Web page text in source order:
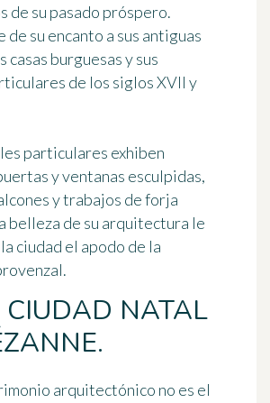
de su pasado próspero.
de su encanto a sus antiguas
casas burguesas y sus
de los siglos XVII y
particulares exhiben
y ventanas esculpidas,
y trabajos de forja
belleza de su arquitectura le
ciudad el apodo de la
.
CIUDAD NATAL
arquitectónico no es el